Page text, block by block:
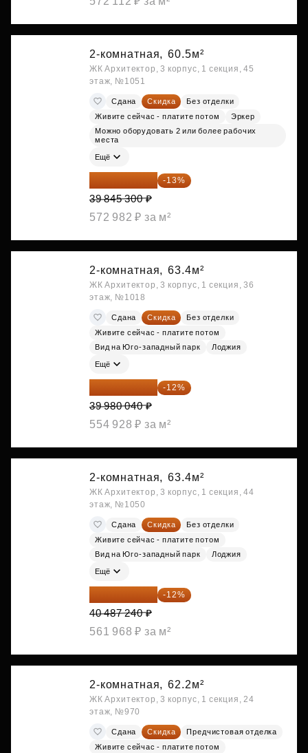
2-комнатная, 60.5м²
ЖК Архитектор, 3 корпус, 1 секция, 45
этаж, №1051
Сдана Скидка
Без отделки
Живите сейчас - платите потом
Эркер
Можно оборудовать 2 или более рабочих
места
Ещё
34 665 411 ₽ -13%
39 845 300 ₽
572 982 ₽ за м²
2-комнатная, 63.4м²
ЖК Архитектор, 3 корпус, 1 секция, 36
этаж, №1018
Сдана Скидка
Без отделки
Живите сейчас - платите потом
Вид на Юго-западный парк
Лоджия
Ещё
35 182 435 ₽ -12%
39 980 040 ₽
554 928 ₽ за м²
2-комнатная, 63.4м²
ЖК Архитектор, 3 корпус, 1 секция, 44
этаж, №1050
Сдана Скидка
Без отделки
Живите сейчас - платите потом
Вид на Юго-западный парк
Лоджия
Ещё
35 628 771 ₽ -12%
40 487 240 ₽
561 968 ₽ за м²
2-комнатная, 62.2м²
ЖК Архитектор, 3 корпус, 1 секция, 24
этаж, №970
Сдана Скидка
Предчистовая отделка
Живите сейчас - платите потом